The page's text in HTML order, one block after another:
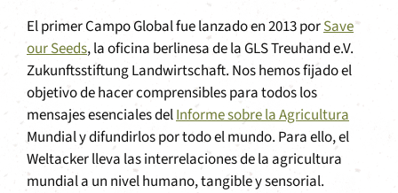
El primer Campo Global fue lanzado en 2013 porSave
our Seeds, la oficina berlinesa de la GLS Treuhand e.V.
Zukunftsstiftung Landwirtschaft. Nos hemos fijado el
objetivo de hacer comprensibles para todos los
mensajes esenciales delInforme sobre la Agricultura
Mundial y difundirlos por todo el mundo. Para ello, el
Weltacker lleva las interrelaciones de la agricultura
mundial a un nivel humano, tangible y sensorial.